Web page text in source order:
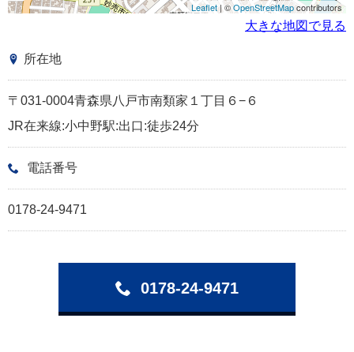
Leaflet| ©OpenStreetMapcontributors
大きな地図で見る
所在地
〒031-0004青森県八戸市南類家１丁目６−６
JR在来線:小中野駅:出口:徒歩24分
電話番号
0178-24-9471
0178-24-9471